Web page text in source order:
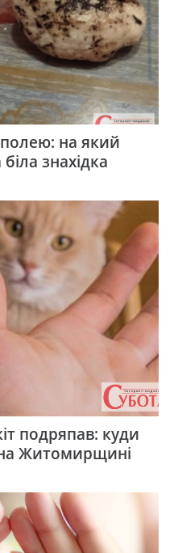
на який
знахідка
подряпав: куди
Житомирщині